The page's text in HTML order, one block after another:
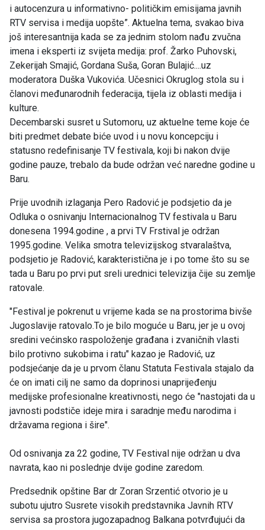
i autocenzura u informativno- političkim emisijama javnih
RTV servisa i medija uopšte”. Aktuelna tema, svakao biva
još interesantnija kada se za jednim stolom nađu zvučna
imena i eksperti iz svijeta medija: prof. Žarko Puhovski,
Zekerijah Smajić, Gordana Suša, Goran Bulajić....uz
moderatora Duška Vukovića. Učesnici Okruglog stola su i
članovi međunarodnih federacija, tijela iz oblasti medija i
kulture.
Decembarski susret u Sutomoru, uz aktuelne teme koje će
biti predmet debate biće uvod i u novu koncepciju i
statusno redefinisanje TV festivala, koji bi nakon dvije
godine pauze, trebalo da bude održan već naredne godine u
Baru.
Prije uvodnih izlaganja Pero Radović je podsjetio da je
Odluka o osnivanju Internacionalnog TV festivala u Baru
donesena 1994.godine , a prvi TV Frstival je održan
1995.godine. Velika smotra televizijskog stvaralaštva,
podsjetio je Radović, karakteristična je i po tome što su se
tada u Baru po prvi put sreli urednici televizija čije su zemlje
ratovale.
"Festival je pokrenut u vrijeme kada se na prostorima bivše
Jugoslavije ratovalo.To je bilo moguće u Baru, jer je u ovoj
sredini većinsko raspoloženje građana i zvaničnih vlasti
bilo protivno sukobima i ratu" kazao je Radović, uz
podsjećanje da je u prvom članu Statuta Festivala stajalo da
će on imati cilj ne samo da doprinosi unaprijeđenju
medijske profesionalne kreativnosti, nego će "nastojati da u
javnosti podstiče ideje mira i saradnje među narodima i
državama regiona i šire".
Od osnivanja za 22 godine, TV Festival nije održan u dva
navrata, kao ni poslednje dvije godine zaredom.
Predsednik opštine Bar dr Zoran Srzentić otvorio je u
subotu ujutro Susrete visokih predstavnika Javnih RTV
servisa sa prostora jugozapadnog Balkana potvrđujući da